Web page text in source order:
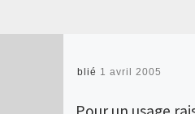
Publié 1 avril 2005